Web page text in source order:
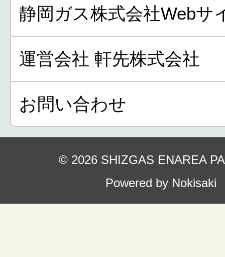
静岡ガス株式会社Webサ
運営会社 軒先株式会社
お問い合わせ
© 2026 SHIZGAS ENAREA
Powered by Nokisaki